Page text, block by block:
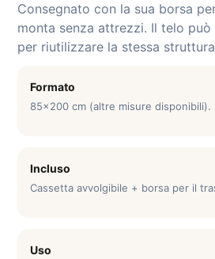
Consegnato con la sua borsa
monta senza attrezzi. Il telo
per riutilizzare la stessa
Formato
85x200 cm (altre misure disponibili).
Incluso
Cassetta avvolgibile + borsa per il
Uso